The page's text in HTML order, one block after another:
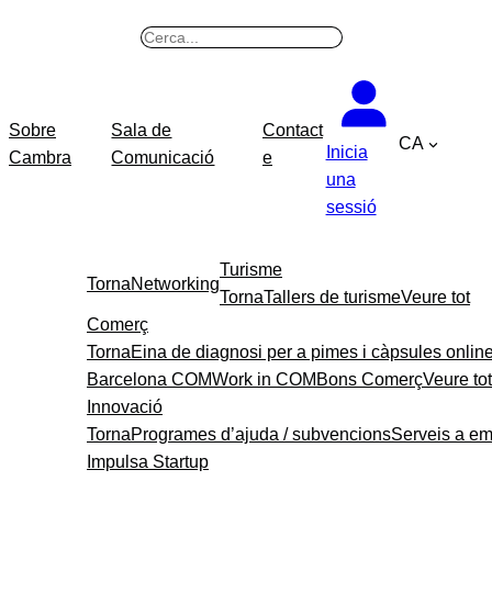
B
Sobre
Cambra
Sala de
Comunicació
Contact
e
Inicia
una
sessió
CA
TornaNetworking
Turisme
TornaTallers de turismeVeure tot
Comerç
TornaEina de diagnosi per a pimes i càpsules
Barcelona COMWork in COM Bons ComerçVeure tot
Innovació
TornaProgrames d’ajuda / subvencionsServeis a
Impulsa Startup